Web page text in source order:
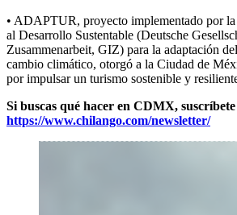
• ADAPTUR, proyecto implementado por
al Desarrollo Sustentable (Deutsche
Zusammenarbeit, GIZ) para la adaptación
cambio climático, otorgó a la Ciudad de
por impulsar un turismo sostenible y
Si buscas qué hacer en CDMX,
https://www.chilango.com/newsletter/